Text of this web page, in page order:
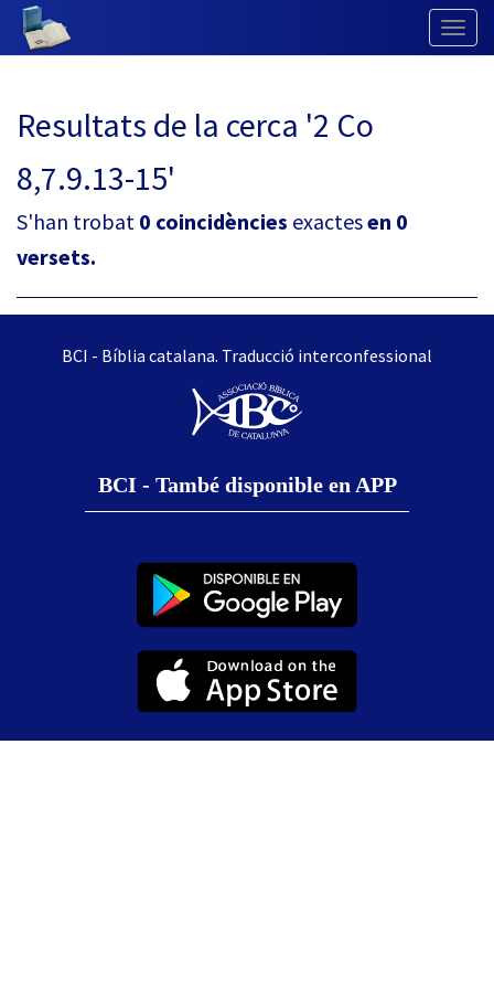
Resultats de la cerca '2 Co
8,7.9.13-15'
S'han trobat 0 coincidències exactesen 0
versets.
BCI - Bíblia catalana. Traducció interconfessional
BCI - També disponible en APP